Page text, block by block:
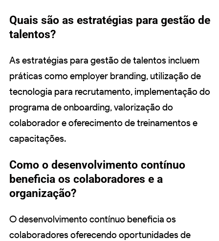
Quais são as estratégias para gestão de
talentos?
As estratégias para gestão de talentos incluem
práticas como employer branding, utilização de
tecnologia para recrutamento, implementação do
programa de onboarding, valorização do
colaborador e oferecimento de treinamentos e
capacitações.
Como o desenvolvimento contínuo
beneficia os colaboradores e a
organização?
O desenvolvimento contínuo beneficia os
colaboradores oferecendo oportunidades de